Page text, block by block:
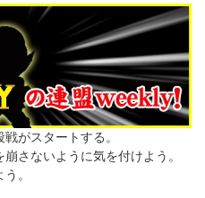
がスタートする。
さないように気を付けよう。
。